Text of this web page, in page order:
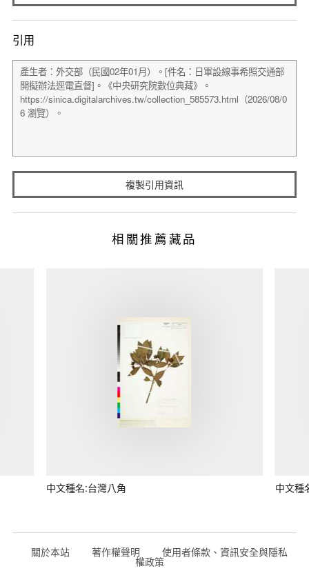
引用
複製引用資訊
相關推薦藏品
中文種名:台灣八角 中文種
關於本站 著作權聲明 使用者條款、資訊安全與隱私
權政策